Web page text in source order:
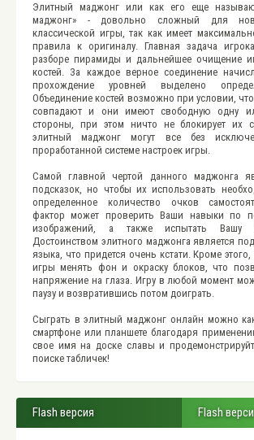
Элитный маджонг или как его еще
маджонг» - довольно сложный для
классической игры, так как имеет
правила к оригиналу. Главная задача
разборе пирамиды и дальнейшее очищение
костей. За каждое верное соединение
прохождение уровней выделено
Объединение костей возможно при условии,
совпадают и они имеют свободную одну
стороны, при этом ничто не блокирует их
элитный маджонг могут все без
проработанной системе настроек игры.
Самой главной чертой данного маджонга
подсказок, но чтобы их использовать
определенное количество очков
фактор может проверить Ваши навыки по
изображений, а также испытать Вашу
Достоинством элитного маджонга является
языка, что придется очень кстати. Кроме
игры менять фон и окраску блоков, что
напряжение на глаза. Игру в любой момент
паузу и возвратившись потом доиграть.
Сыграть в элитный маджонг онлайн можно
смартфоне или планшете благодаря
свое имя на доске славы и
поиске табличек!
Flash версия Flash